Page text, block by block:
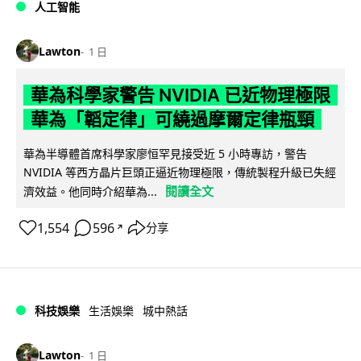
人工智能
Lawton 1 日
華為科學家警告 NVIDIA 已近物理極限
華為「韜定律」可繞過摩爾定律瓶頸
華為半導體首席科學家廖恒罕見接受近 5 小時專訪，警告
NVIDIA 等西方晶片巨頭正逼近物理極限，傳統製程升級已失經
濟效益。他同時介紹華為...
閱讀全文
1,554 596 ↗ 分享
科技娛樂 生活娛樂 城中熱話
Lawton 1 日